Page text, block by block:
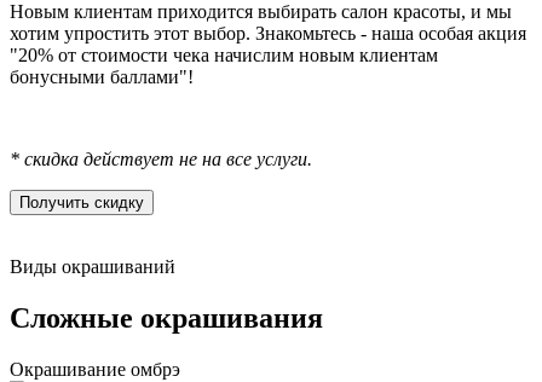
Новым клиентам приходится выбирать салон красоты, и мы
хотим упростить этот выбор. Знакомьтесь - наша особая акция
"20% от стоимости чека начислим новым клиентам
бонусными баллами"!
* cкидка действует не на все услуги.
Получить скидку
Виды окрашиваний
Сложные окрашивания
Окрашивание омбрэ